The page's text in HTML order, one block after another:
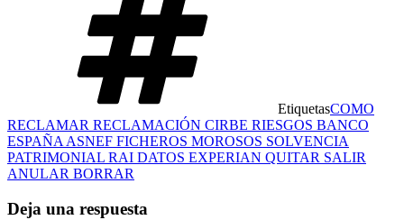
EtiquetasCOMO
RECLAMAR RECLAMACIÓN CIRBE RIESGOS BANCO
ESPAÑA ASNEF FICHEROS MOROSOS SOLVENCIA
PATRIMONIAL RAI DATOS EXPERIAN QUITAR SALIR
ANULAR BORRAR
Deja una respuesta